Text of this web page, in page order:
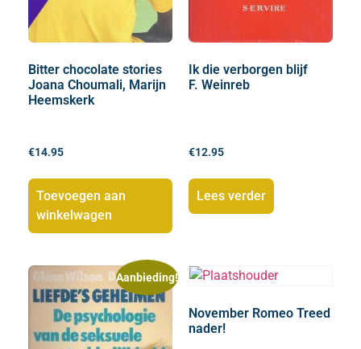
Bitter chocolate stories
Joana Choumali, Marijn
Heemskerk
€14.95
Toevoegen aan
winkelwagen
Ik die verborgen blijf
F. Weinreb
€12.95
Lees verder
Aanbieding!
November Romeo Treed
nader!